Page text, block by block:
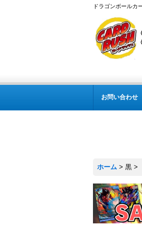
ドラゴンボールカ
お問い合わせ
ホーム > 黒 >